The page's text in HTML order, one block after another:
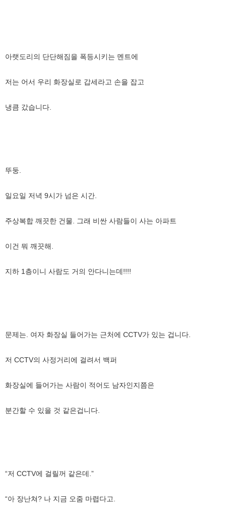
아랫도리의 단단해짐을 폭등시키는 멘트에
저는 어서 우리 화장실로 갑세라고 손을 잡고
냉큼 갔습니다.
뚜둥.
일요일 저녁 9시가 넘은 시간.
주상복합 깨끗한 건물. 그래 비싼 사람들이 사는 아파트
이건 뭐 깨끗해.
지하 1층이니 사람도 거의 안다니는데!!!!
문제는. 여자 화장실 들어가는 근처에 CCTV가 있는 겁니다.
저 CCTV의 사정거리에 걸려서 백퍼
화장실에 들어가는 사람이 적어도 남자인지쯤은
분간할 수 있을 것 같은겁니다.
“저 CCTV에 걸릴꺼 같은데.”
“아 장난쳐? 나 지금 오줌 마렵다고.